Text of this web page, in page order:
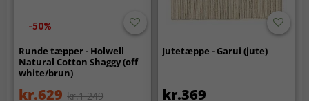
-50%
Runde tæpper - Holwell
Natural Cotton Shaggy (off
white/brun)
kr.629 kr.1 249
Jutetæppe - Garui (jute)
kr.369